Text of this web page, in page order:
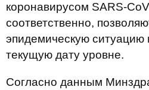
коронавирусом SARS-
соответственно,
эпидемическую ситуацию
текущую дату уровне.
Согласно данным